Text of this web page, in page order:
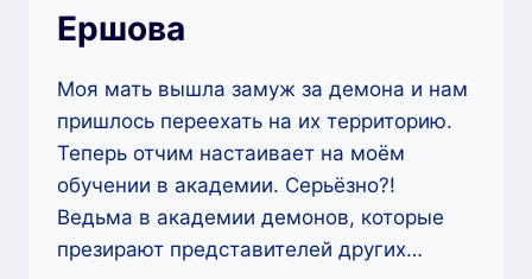
Ершова
Моя мать вышла замуж за демона и нам
пришлось переехать на их территорию.
Теперь отчим настаивает на моём
обучении в академии. Серьёзно?!
Ведьма в академии демонов, которые
презирают представителей других…